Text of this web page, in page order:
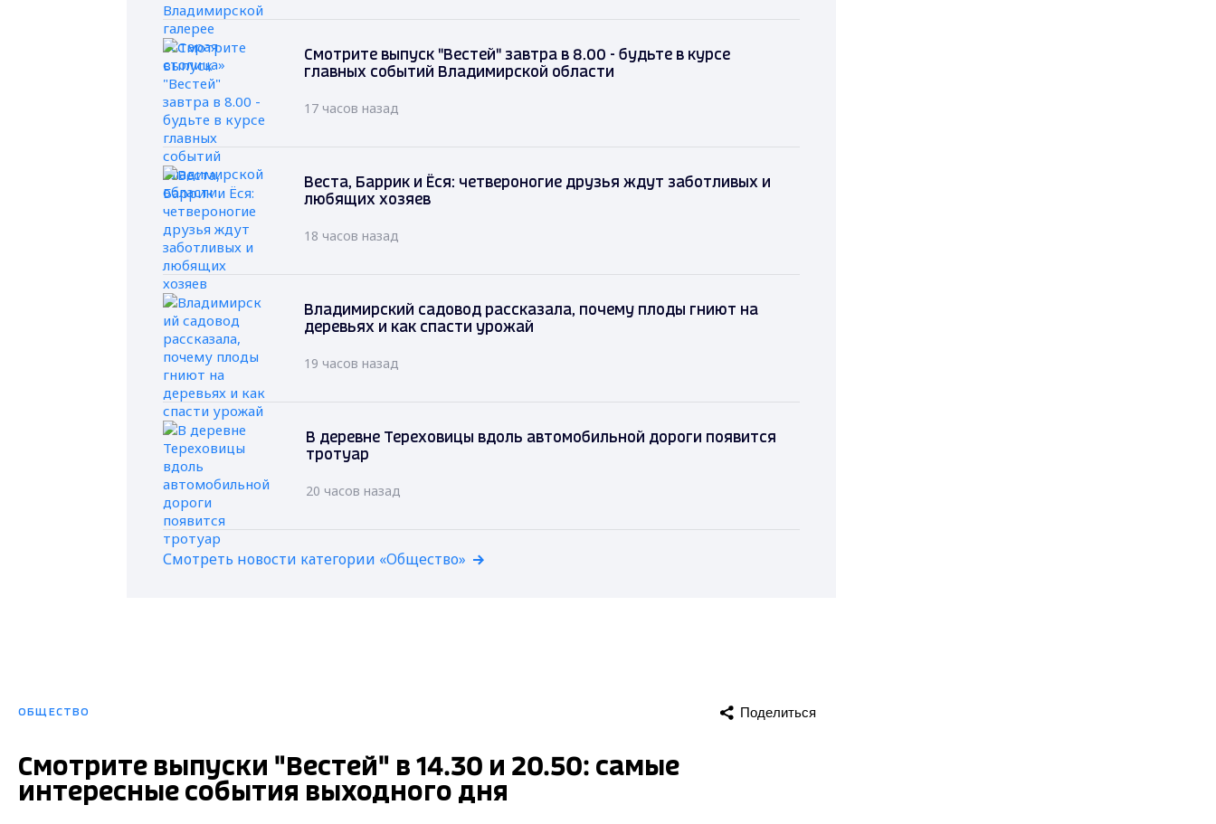
Смотрите выпуск "Вестей" завтра в 8.00 - будьте в курсе
главных событий Владимирской области
17 часов назад
Веста, Баррик и Ёся: четвероногие друзья ждут заботливых и
любящих хозяев
18 часов назад
Владимирский садовод рассказала, почему плоды гниют на
деревьях и как спасти урожай
19 часов назад
В деревне Тереховицы вдоль автомобильной дороги появится
тротуар
20 часов назад
Смотреть новости категории «Общество»
ОБЩЕСТВО Поделиться
Смотрите выпуски "Вестей" в 14.30 и 20.50: самые
интересные события выходного дня